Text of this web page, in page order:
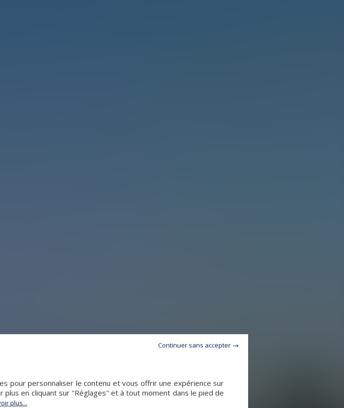
pour personnaliser le contenu et vous offrir une expérience sur
en cliquant sur "Réglages" et à tout moment dans le pied de
plus...
Continuer sans accepter